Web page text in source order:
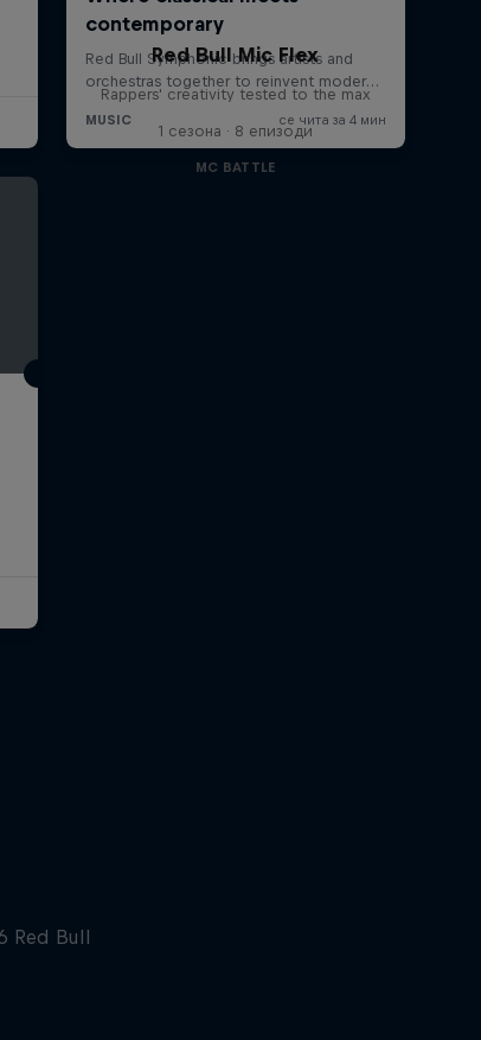
Red Bull Mic Flex
Rappers' creativity tested to the max
1 сезона · 8 епизоди
MC BATTLE